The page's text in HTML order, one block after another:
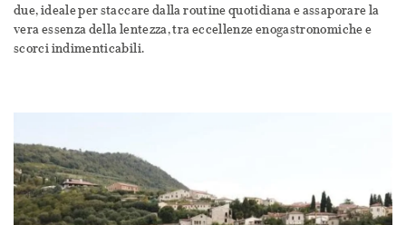
due, ideale per staccare dalla routine quotidiana e assaporare la
vera essenza della lentezza, tra eccellenze enogastronomiche e
scorci indimenticabili.